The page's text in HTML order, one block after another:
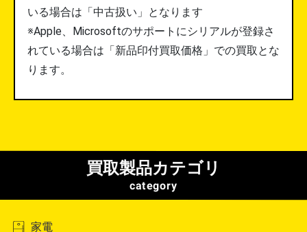
いる場合は「中古扱い」となります
※Apple、Microsoftのサポートにシリアルが登録さ
れている場合は「新品印付買取価格」での買取とな
ります。
買取製品カテゴリ
category
家電